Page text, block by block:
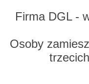
Firma DGL -
Osoby